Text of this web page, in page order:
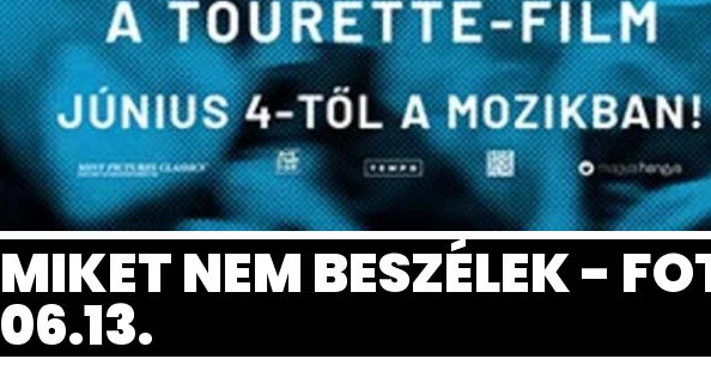
MIKET NEM BESZÉLEK -
06.13.